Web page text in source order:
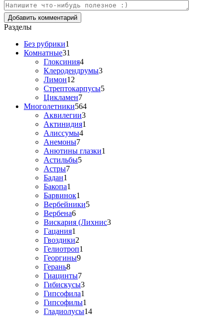
Разделы
Без рубрики1
Комнатные31
Глоксиния4
Клеродендрумы3
Лимон12
Стрептокарпусы5
Цикламен7
Многолетники564
Аквилегии3
Актинидия1
Алиссумы4
Анемоны7
Анютины глазки1
Астильбы5
Астры7
Бадан1
Бакопа1
Барвинок1
Вербейники5
Вербена6
Вискария (Лихнис3
Гацания1
Гвоздики2
Гелиотроп1
Георгины9
Герань8
Гиацинты7
Гибискусы3
Гипсофила1
Гипсофилы1
Гладиолусы14